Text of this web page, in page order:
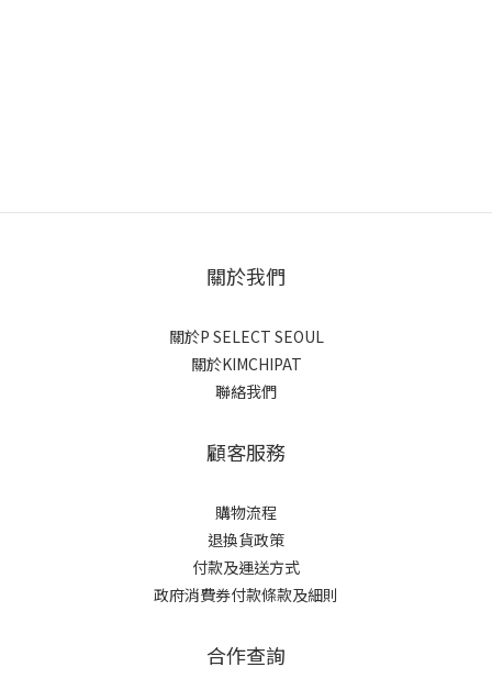
關於我們
關於P SELECT SEOUL
關於KIMCHIPAT
聯絡我們
顧客服務
購物流程
退換貨政策
付款及運送方式
政府消費券付款條款及細則
合作查詢